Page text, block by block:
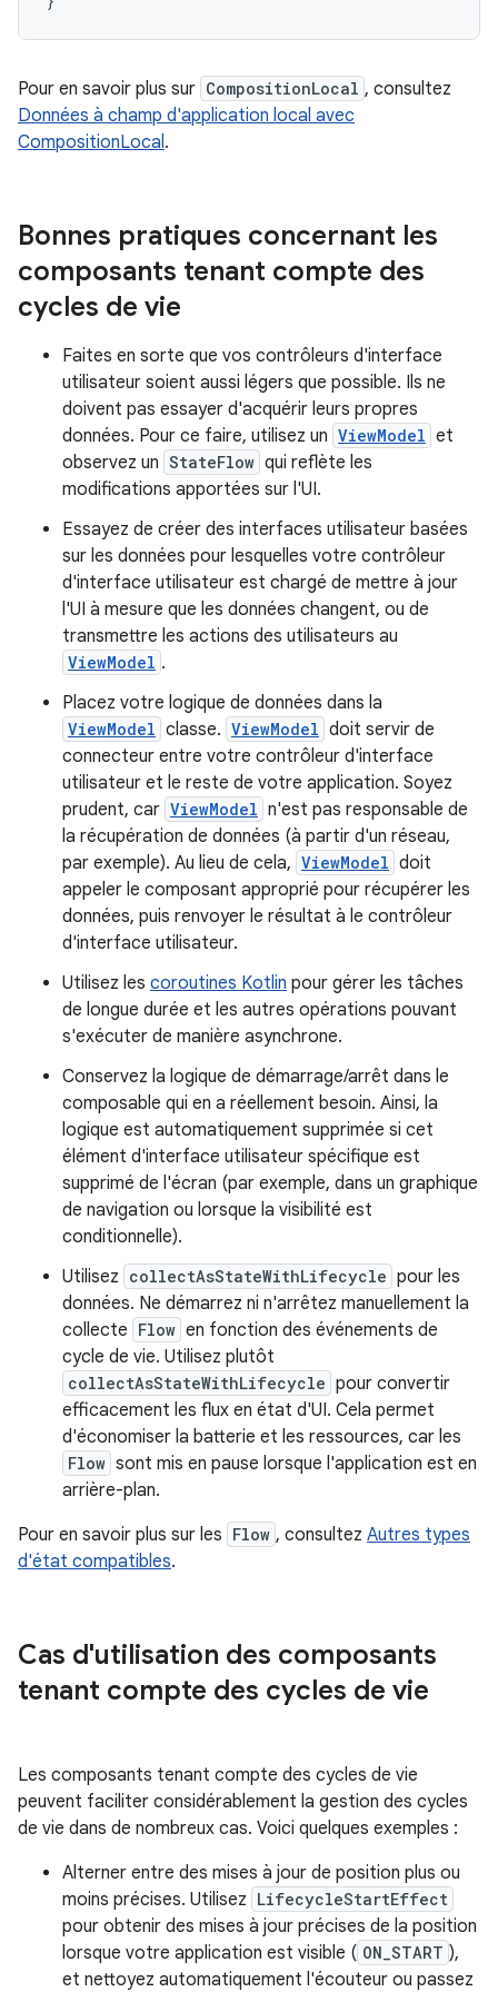
Pour en savoir plus sur CompositionLocal , consultez
Données à champ d'application local avec
CompositionLocal.
Bonnes pratiques concernant les
composants tenant compte des
cycles de vie
Faites en sorte que vos contrôleurs d'interface
utilisateur soient aussi légers que possible. Ils ne
doivent pas essayer d'acquérir leurs propres
données. Pour ce faire, utilisez un ViewModel et
observez un StateFlow qui reflète les
modifications apportées sur l'UI.
Essayez de créer des interfaces utilisateur basées
sur les données pour lesquelles votre contrôleur
d'interface utilisateur est chargé de mettre à jour
l'UI à mesure que les données changent, ou de
transmettre les actions des utilisateurs au
ViewModel .
Placez votre logique de données dans la
ViewModel classe. ViewModel doit servir de
connecteur entre votre contrôleur d'interface
utilisateur et le reste de votre application. Soyez
prudent, car ViewModel n'est pas responsable de
la récupération de données (à partir d'un réseau,
par exemple). Au lieu de cela, ViewModel doit
appeler le composant approprié pour récupérer les
données, puis renvoyer le résultat à le contrôleur
d'interface utilisateur.
Utilisez les coroutines Kotlin pour gérer les tâches
de longue durée et les autres opérations pouvant
s'exécuter de manière asynchrone.
Conservez la logique de démarrage/arrêt dans le
composable qui en a réellement besoin. Ainsi, la
logique est automatiquement supprimée si cet
élément d'interface utilisateur spécifique est
supprimé de l'écran (par exemple, dans un graphique
de navigation ou lorsque la visibilité est
conditionnelle).
Utilisez collectAsStateWithLifecycle pour les
données. Ne démarrez ni n'arrêtez manuellement la
collecte Flow en fonction des événements de
cycle de vie. Utilisez plutôt
collectAsStateWithLifecycle pour convertir
efficacement les flux en état d'UI. Cela permet
d'économiser la batterie et les ressources, car les
Flow sont mis en pause lorsque l'application est en
arrière-plan.
Pour en savoir plus sur les Flow , consultez Autres types
d'état compatibles.
Cas d'utilisation des composants
tenant compte des cycles de vie
Les composants tenant compte des cycles de vie
peuvent faciliter considérablement la gestion des cycles
de vie dans de nombreux cas. Voici quelques exemples :
Alterner entre des mises à jour de position plus ou
moins précises. Utilisez LifecycleStartEffect
pour obtenir des mises à jour précises de la position
lorsque votre application est visible ( ON_START ),
et nettoyez automatiquement l'écouteur ou passez